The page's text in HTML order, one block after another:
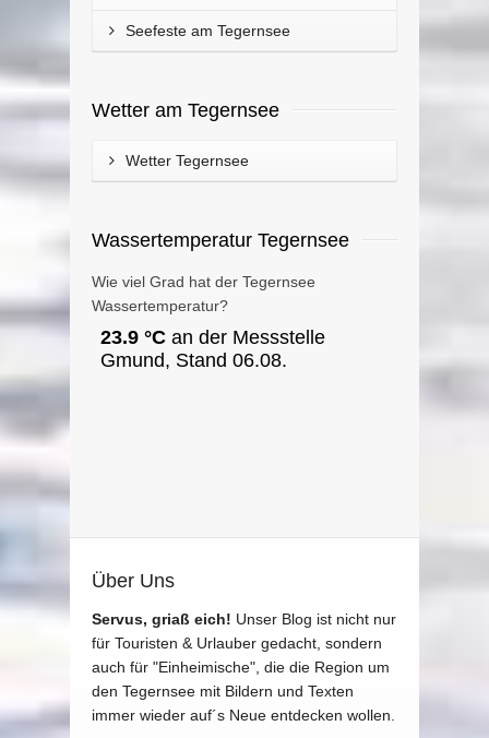
Seefeste am Tegernsee
Wetter am Tegernsee
Wetter Tegernsee
Wassertemperatur Tegernsee
Wie viel Grad hat der Tegernsee
Wassertemperatur?
Über Uns
Servus, griaß eich! Unser Blog ist nicht nur
für Touristen & Urlauber gedacht, sondern
auch für "Einheimische", die die Region um
den Tegernsee mit Bildern und Texten
immer wieder auf´s Neue entdecken wollen.